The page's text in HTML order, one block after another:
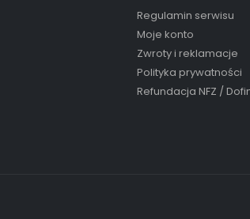
Regulamin serwisu
Moje konto
Zwroty i reklamacje
Polityka prywatności
Refundacja NFZ /